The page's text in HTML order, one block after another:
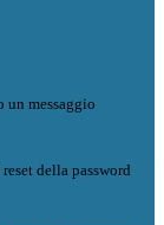
un messaggio
della password